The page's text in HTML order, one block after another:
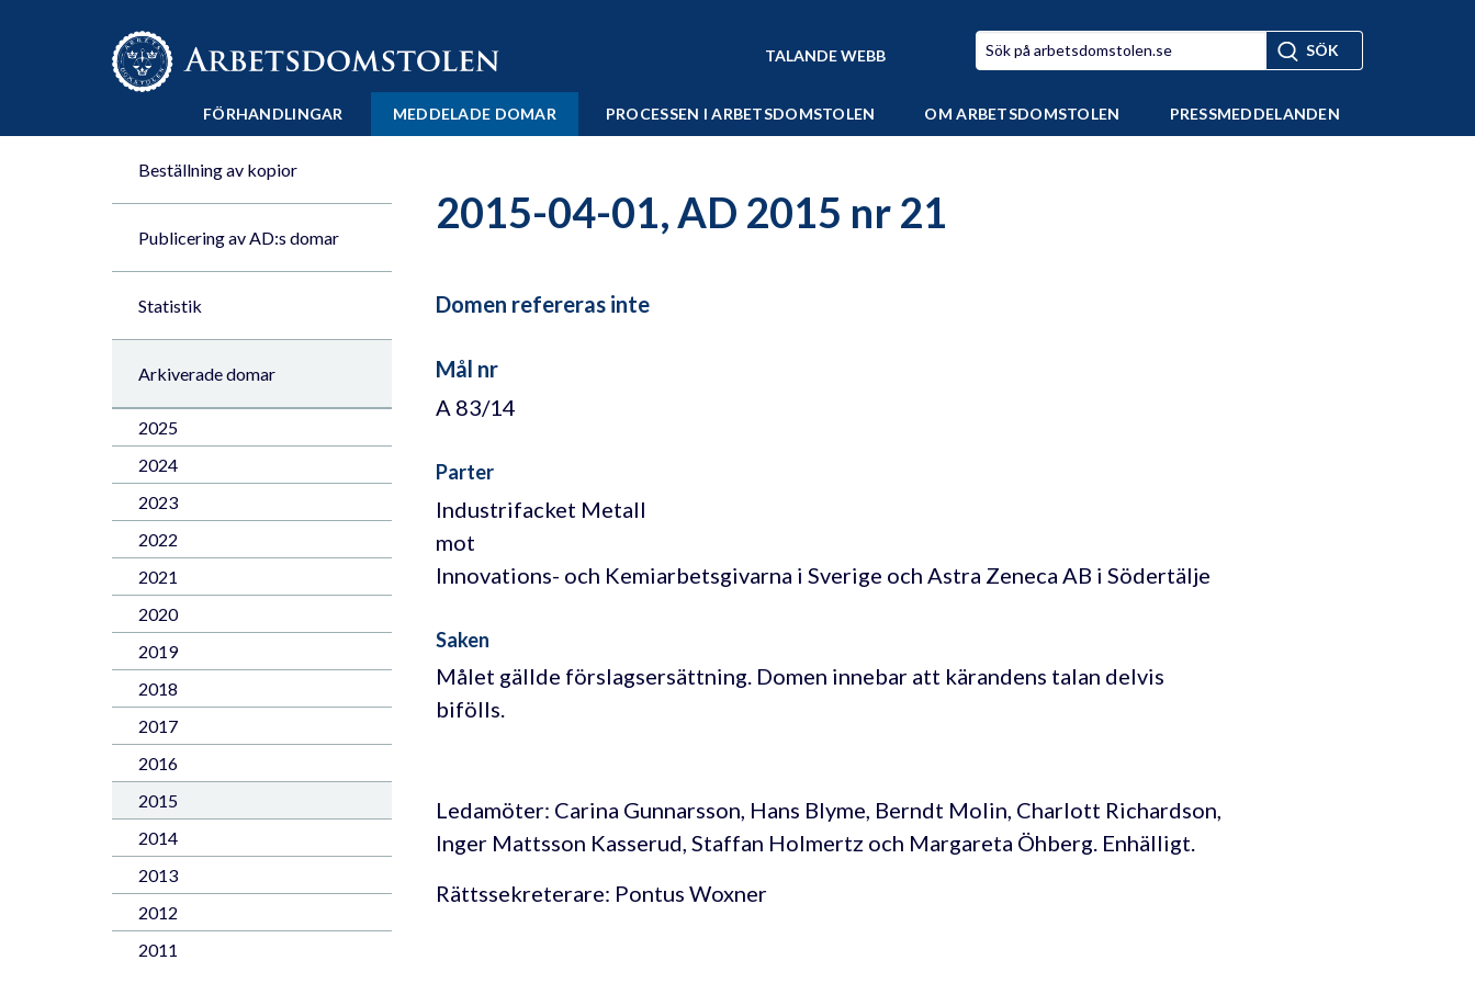
Till innehåll på sidan x
TALANDE WEBB
FÖRHANDLINGAR MEDDELADE DOMAR PROCESSEN I ARBETSDOMSTOLEN OM ARBETSDOMSTOLEN PRESSMEDDELANDEN
Beställning av kopior
Publicering av AD:s domar
Statistik
Arkiverade domar
2025
2024
2023
2022
2021
2020
2019
2018
2017
2016
2015
2014
2013
2012
2011
2015-04-01, AD 2015 nr 21
Domen refereras inte
Mål nr
A 83/14
Parter
Industrifacket Metall
mot
Innovations- och Kemiarbetsgivarna i Sverige och Astra Zeneca AB i Södertälje
Saken
Målet gällde förslagsersättning. Domen innebar att kärandens talan delvis
bifölls.
Ledamöter: Carina Gunnarsson, Hans Blyme, Berndt Molin, Charlott Richardson,
Inger Mattsson Kasserud, Staffan Holmertz och Margareta Öhberg. Enhälligt.
Rättssekreterare: Pontus Woxner